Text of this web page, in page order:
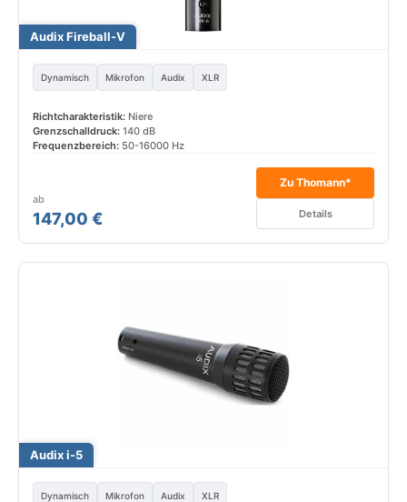
Audix Fireball-V
Dynamisch Mikrofon Audix XLR
Richtcharakteristik: Niere
Grenzschalldruck: 140 dB
Frequenzbereich: 50-16000 Hz
ab
147,00 €
Zu Thomann*
Details
Audix i-5
Dynamisch Mikrofon Audix XLR